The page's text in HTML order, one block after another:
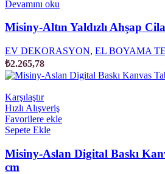
Devamını oku
Misiny-Altın Yaldızlı Ahşap
EV DEKORASYON, EL BOYAMA
₺2.265,78
Karşılaştır
Hızlı Alışveriş
Favorilere ekle
Sepete Ekle
Misiny-Aslan Digital Baskı
cm